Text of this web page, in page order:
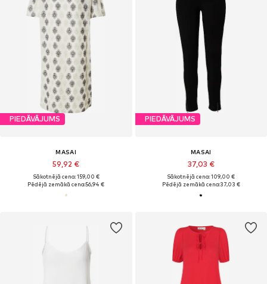
PIEDĀVĀJUMS
MASAI
59,92 €
Sākotnējā cena: 159,00 €
Pēdējā zemākā cena:56,94 €
PIEDĀVĀJUMS
MASAI
37,03 €
Sākotnējā cena: 109,00 €
Pēdējā zemākā cena:37,03 €